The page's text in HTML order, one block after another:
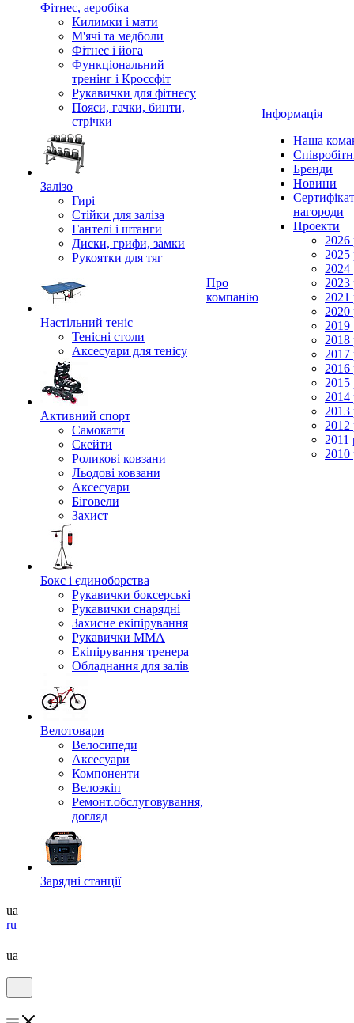
Фітнес, аеробіка
Килимки і мати
М'ячі та медболи
Фітнес і йога
Функціональний
тренінг і Кроссфіт
Рукавички для фітнесу
Пояси, гачки, бинти,
стрічки
Залізо
Гирі
Стійки для заліза
Гантелі і штанги
Диски, грифи, замки
Рукоятки для тяг
Настільний теніс
Тенісні столи
Аксесуари для тенісу
Активний спорт
Самокати
Скейти
Роликові ковзани
Льодові ковзани
Аксесуари
Біговели
Захист
Бокс і єдиноборства
Рукавички боксерські
Рукавички снарядні
Захисне екіпірування
Рукавички ММА
Екіпірування тренера
Обладнання для залів
Велотовари
Велосипеди
Аксесуари
Компоненти
Велоэкіп
Ремонт.обслуговування,
догляд
Зарядні станції
Про
компанію
Інформація
Наша
Бренди
Новини
нагороди
Проекти
2026
2025
2024
2023
2021
2020
2019
2018
2017
2016
2015
2014
2013
2012
2011
2010
ua
ru
ua